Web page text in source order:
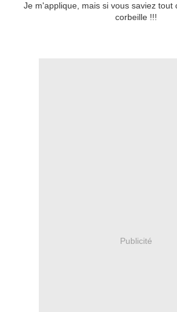
Je m'applique, mais si vous saviez tout
corbeille !!!
Publicité